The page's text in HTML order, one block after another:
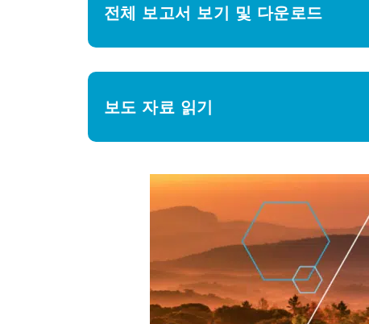
전체 보고서 보기 및 다운로드
보도 자료 읽기